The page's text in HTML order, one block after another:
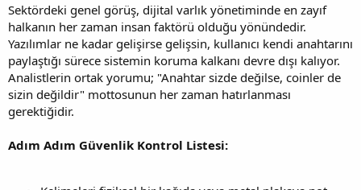
Sektördeki genel görüş, dijital varlık yönetiminde en zayıf
halkanın her zaman insan faktörü olduğu yönündedir.
Yazılımlar ne kadar gelişirse gelişsin, kullanıcı kendi anahtarını
paylaştığı sürece sistemin koruma kalkanı devre dışı kalıyor.
Analistlerin ortak yorumu; "Anahtar sizde değilse, coinler de
sizin değildir" mottosunun her zaman hatırlanması
gerektiğidir.
Adım Adım Güvenlik Kontrol Listesi: